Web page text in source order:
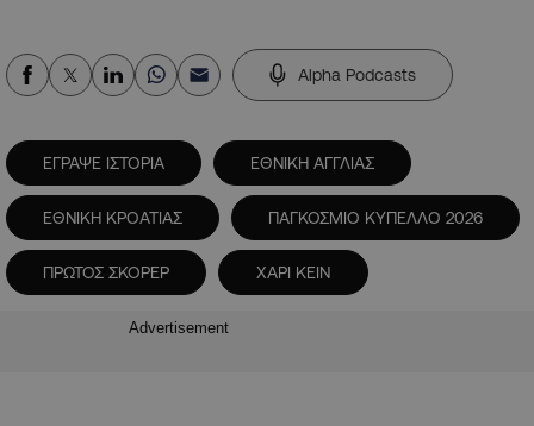
Alpha Podcasts
ΕΓΡΑΨΕ ΙΣΤΟΡΙΑ ΕΘΝΙΚΗ ΑΓΓΛΙΑΣ
ΕΘΝΙΚΗ ΚΡΟΑΤΙΑΣ ΠΑΓΚΟΣΜΙΟ ΚΥΠΕΛΛΟ 2026
ΠΡΩΤΟΣ ΣΚΟΡΕΡ ΧΑΡΙ ΚΕΙΝ
Advertisement